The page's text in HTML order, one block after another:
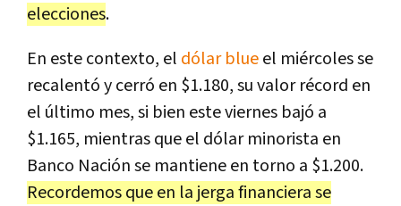
elecciones.
En este contexto, el dólar blueel miércoles se
recalentó y cerró en $1.180, su valor récord en
el último mes, si bien este viernes bajó a
$1.165, mientras que el dólar minorista en
Banco Nación se mantiene en torno a $1.200.
Recordemos que en la jerga financiera se